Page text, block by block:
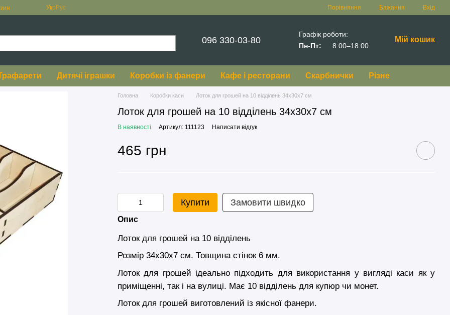
Укр Рус Порівняння Бажання Вхід
096 330-03-80
Графік роботи:
Пн-Пт:
8:00–18:00
Мій кошик
Дитячі іграшки Коробки із фанери Кафе і ресторани Скарбнички Різне
Головна Коробки каси Лоток для грошей на 10 відділень 34х30х7 см
Лоток для грошей на 10 відділень 34х30х7 см
В наявності Артикул: 111123 Написати відгук
465 грн
Купити Замовити швидко
Опис
Лоток для грошей на 10 відділень
Розмір 34х30х7 cм. Товщина стінок 6 мм.
Лоток для грошей ідеально підходить для використання у вигляді каси як у
приміщенні, так і на вулиці. Має 10 відділень для купюр чи монет.
Лоток для грошей виготовлений із якісної фанери.